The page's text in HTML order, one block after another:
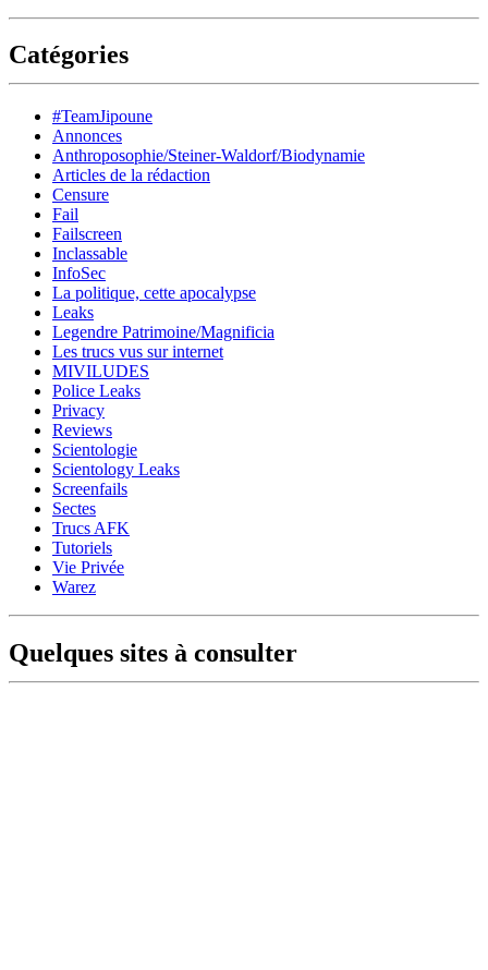
Catégories
#TeamJipoune
Annonces
Anthroposophie/Steiner-Waldorf/Biodynamie
Articles de la rédaction
Censure
Fail
Failscreen
Inclassable
InfoSec
La politique, cette apocalypse
Leaks
Legendre Patrimoine/Magnificia
Les trucs vus sur internet
MIVILUDES
Police Leaks
Privacy
Reviews
Scientologie
Scientology Leaks
Screenfails
Sectes
Trucs AFK
Tutoriels
Vie Privée
Warez
Quelques sites à consulter